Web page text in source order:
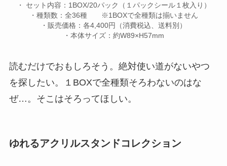
・ セット内容：1BOX/20パック（１パックシール１枚入り）
・種類数：全36種 ※1BOXで全種類は揃いません
・販売価格：各4,400円（消費税込、送料別）
・本体サイズ：約W89×H57mm
読むだけでおもしろそう。絶対使い道がないやつ
を探したい。１BOXで全種類そろわないのはな
ぜ…。そこはそろってほしい。
ゆれるアクリルスタンドコレクション